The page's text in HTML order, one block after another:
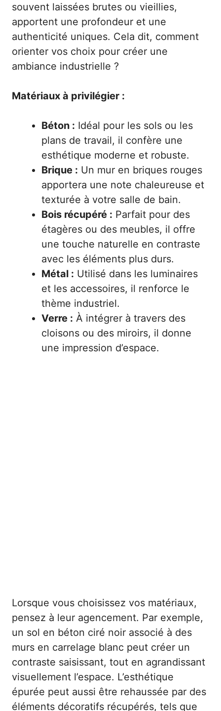
souvent laissées brutes ou vieillies,
apportent une profondeur et une
authenticité uniques. Cela dit, comment
orienter vos choix pour créer une
ambiance industrielle ?
Matériaux à privilégier :
Béton : Idéal pour les sols ou les
plans de travail, il confère une
esthétique moderne et robuste.
Brique : Un mur en briques rouges
apportera une note chaleureuse et
texturée à votre salle de bain.
Bois récupéré : Parfait pour des
étagères ou des meubles, il offre
une touche naturelle en contraste
avec les éléments plus durs.
Métal : Utilisé dans les luminaires
et les accessoires, il renforce le
thème industriel.
Verre : À intégrer à travers des
cloisons ou des miroirs, il donne
une impression d’espace.
Lorsque vous choisissez vos matériaux,
pensez à leur agencement. Par exemple,
un sol en béton ciré noir associé à des
murs en carrelage blanc peut créer un
contraste saisissant, tout en agrandissant
visuellement l’espace. L’esthétique
épurée peut aussi être rehaussée par des
éléments décoratifs récupérés, tels que